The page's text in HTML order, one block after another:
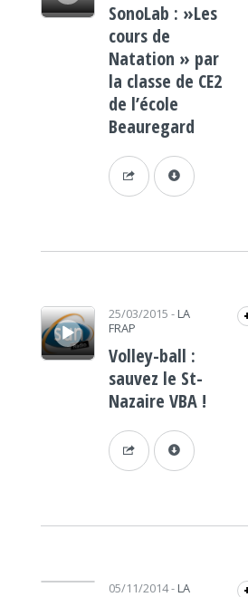
SonoLab : »Les
cours de
Natation » par
la classe de CE2
de l’école
Beauregard
Lecteur audio 25/03/2015 - LA
FRAP
Volley-ball :
sauvez le St-
Nazaire VBA !
Lecteur audio 05/11/2014- LA